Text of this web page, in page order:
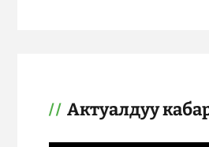
Актуалдуу